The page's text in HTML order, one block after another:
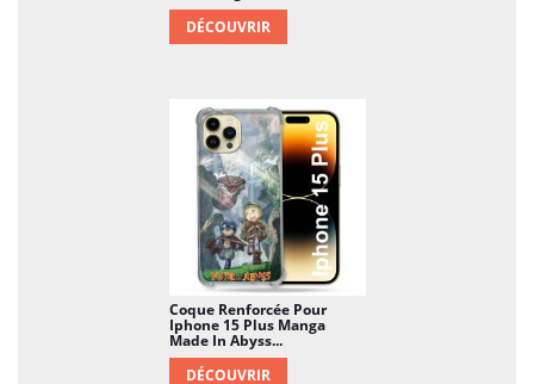
DÉCOUVRIR
Coque Renforcée Pour
Iphone 15 Plus Manga
Made In Abyss...
DÉCOUVRIR